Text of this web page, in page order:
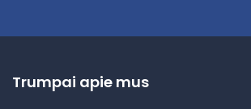
Trumpai apie mus